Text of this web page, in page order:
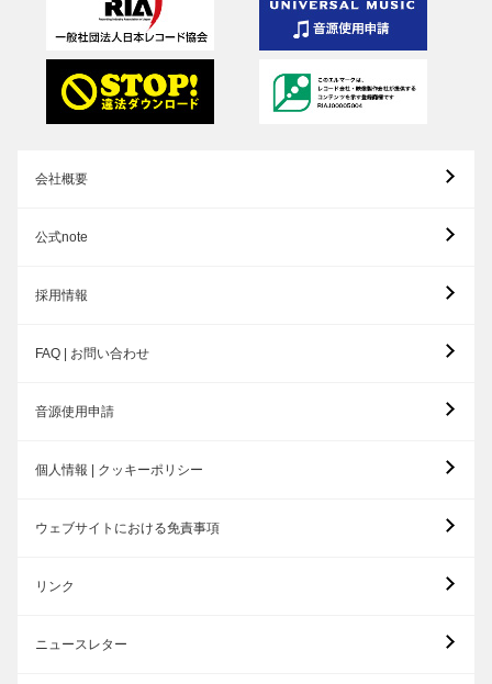
会社概要
公式note
採用情報
FAQ | お問い合わせ
音源使用申請
個人情報 | クッキーポリシー
ウェブサイトにおける免責事項
リンク
ニュースレター